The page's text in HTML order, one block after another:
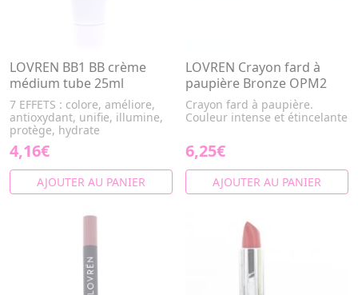
LOVREN BB1 BB crème
médium tube 25ml
7 EFFETS : colore, améliore,
antioxydant, unifie, illumine,
protège, hydrate
4,16€
AJOUTER AU PANIER
LOVREN Crayon fard à
paupière Bronze OPM2
Crayon fard à paupière.
Couleur intense et étincelante
6,25€
AJOUTER AU PANIER